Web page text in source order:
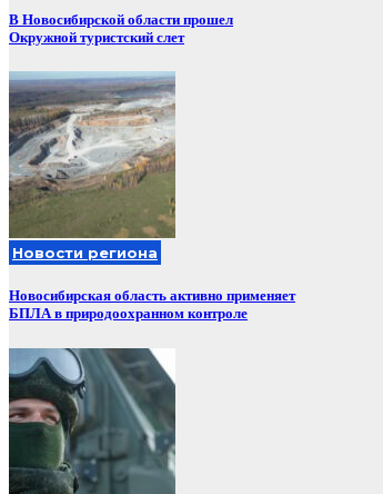
В Новосибирской области прошел
Окружной туристский слет
Новости региона
Новосибирская область активно применяет
БПЛА в природоохранном контроле